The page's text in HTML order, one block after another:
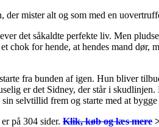
mister alt og som med en
det såkaldte perfekte liv. Men
chok for hende, at hendes mand
fra bunden af igen. Hun bliver
er det Sidney, der står i
selvtillid frem og starte med at
på 304 sider. Klik, køb og læs mere